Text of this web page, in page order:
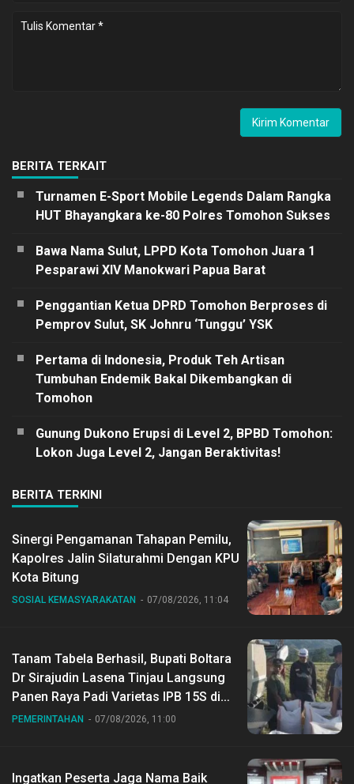
BERITA TERKAIT
Turnamen E-Sport Mobile Legends Dalam Rangka
HUT Bhayangkara ke-80 Polres Tomohon Sukses
Bawa Nama Sulut, LPPD Kota Tomohon Juara 1
Pesparawi XIV Manokwari Papua Barat
Penggantian Ketua DPRD Tomohon Berproses di
Pemprov Sulut, SK Johnru ‘Tunggu’ YSK
Pertama di Indonesia, Produk Teh Artisan
Tumbuhan Endemik Bakal Dikembangkan di
Tomohon
Gunung Dukono Erupsi di Level 2, BPBD Tomohon:
Lokon Juga Level 2, Jangan Beraktivitas!
BERITA TERKINI
Sinergi Pengamanan Tahapan Pemilu,
Kapolres Jalin Silaturahmi Dengan KPU
Kota Bitung
SOSIAL KEMASYARAKATAN 07/08/2026, 11:04
Tanam Tabela Berhasil, Bupati Boltara
Dr Sirajudin Lasena Tinjau Langsung
Panen Raya Padi Varietas IPB 15S di
Desa Gihang
PEMERINTAHAN 07/08/2026, 11:00
Ingatkan Peserta Jaga Nama Baik